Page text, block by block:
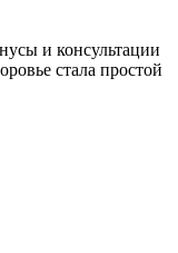
и консультации
стала простой